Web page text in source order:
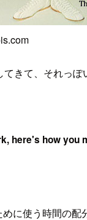
きて、それっ
here's how you
に使う時間の配